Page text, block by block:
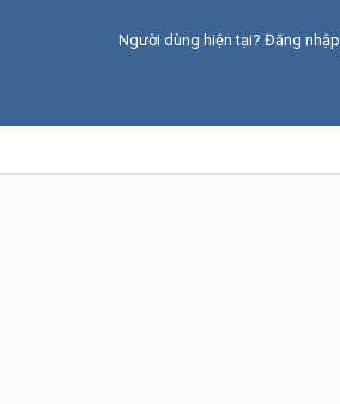
Người dùng hiện tại? Đăng nhập